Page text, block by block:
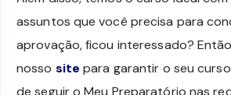
assuntos que você precisa para
aprovação, ficou interessado?
nosso site para garantir o seu
de seguir o Meu Preparatório nas